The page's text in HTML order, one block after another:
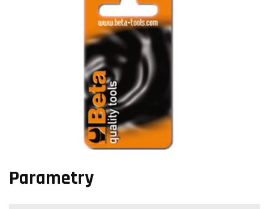
Parametry